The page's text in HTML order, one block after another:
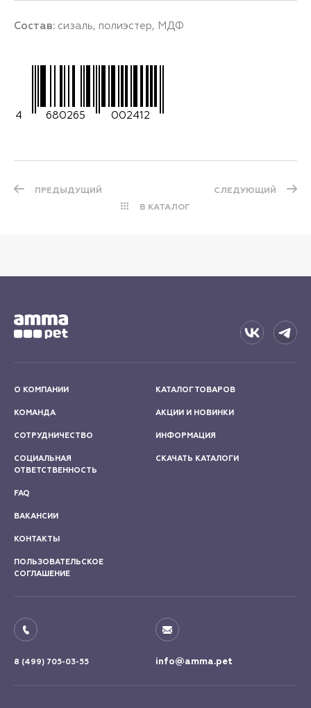
Состав: сизаль, полиэстер, МДФ
4 680265 002412
ПРЕДЫДУЩИЙ
В КАТАЛОГ
СЛЕДУЮЩИЙ
О КОМПАНИИ
КОМАНДА
СОТРУДНИЧЕСТВО
СОЦИАЛЬНАЯ
ОТВЕТСТВЕННОСТЬ
КАТАЛОГ ТОВАРОВ
АКЦИИ И НОВИНКИ
ИНФОРМАЦИЯ
СКАЧАТЬ КАТАЛОГИ
FAQ
ВАКАНСИИ
КОНТАКТЫ
ПОЛЬЗОВАТЕЛЬСКОЕ
СОГЛАШЕНИЕ
8 (499) 705-03-55 info@amma.pet